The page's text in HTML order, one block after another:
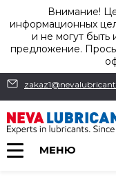
Внимание!
информационных
и не могут быть
предложение.
МЕНЮ